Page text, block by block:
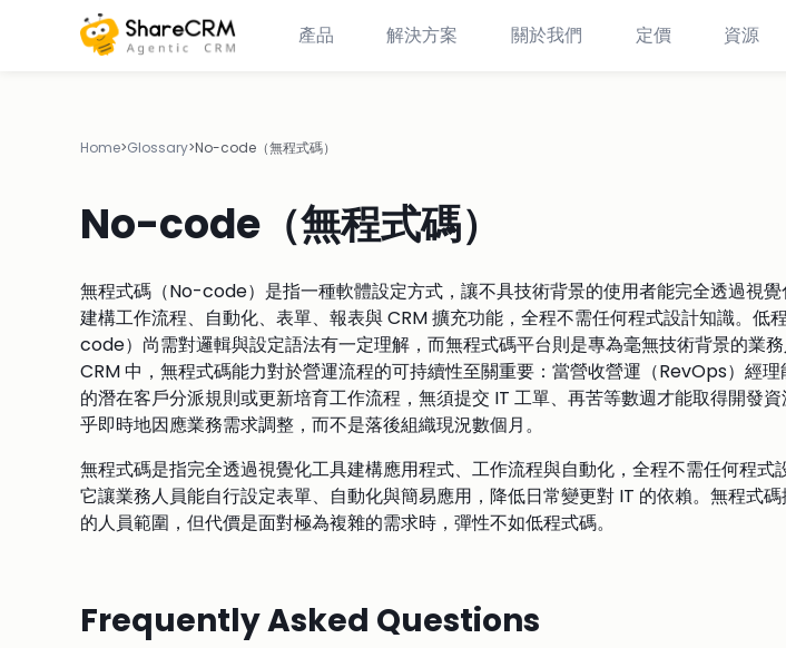
產品 解決方案 關於我們 定價 資源
Home>Glossary>No-code（無程式碼）
No-code（無程式碼）
無程式碼（No-code）是指一種軟體設定方式，讓不具技術背景的使用者能完全透過視覺
建構工作流程、自動化、表單、報表與 CRM 擴充功能，全程不需任何程式設計知識。低
code）尚需對邏輯與設定語法有一定理解，而無程式碼平台則是專為毫無技術背景的業
CRM 中，無程式碼能力對於營運流程的可持續性至關重要：當營收營運（RevOps）經
的潛在客戶分派規則或更新培育工作流程，無須提交 IT 工單、再苦等數週才能取得開發
乎即時地因應業務需求調整，而不是落後組織現況數個月。
無程式碼是指完全透過視覺化工具建構應用程式、工作流程與自動化，全程不需任何程式
它讓業務人員能自行設定表單、自動化與簡易應用，降低日常變更對 IT 的依賴。無程式
的人員範圍，但代價是面對極為複雜的需求時，彈性不如低程式碼。
Frequently Asked Questions